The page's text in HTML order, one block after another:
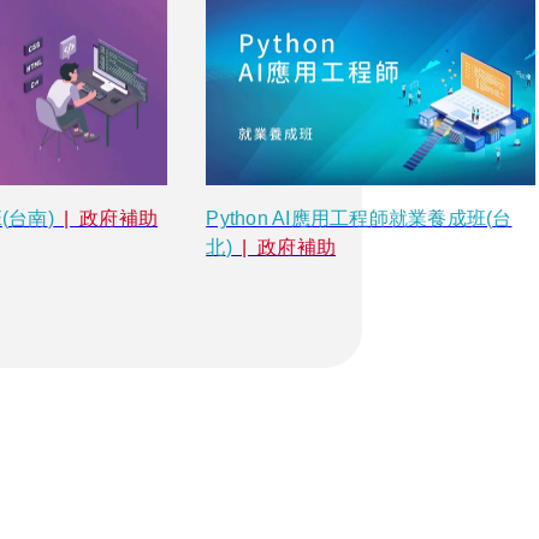
(台南) |  政府補助 Python AI應用工程師就業養成班(台
北) |  政府補助